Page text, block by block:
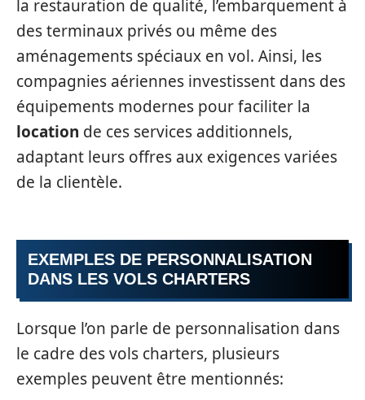
la restauration de qualité, l’embarquement à
des terminaux privés ou même des
aménagements spéciaux en vol. Ainsi, les
compagnies aériennes investissent dans des
équipements modernes pour faciliter la
location de ces services additionnels,
adaptant leurs offres aux exigences variées
de la clientèle.
EXEMPLES DE PERSONNALISATION
DANS LES VOLS CHARTERS
Lorsque l’on parle de personnalisation dans
le cadre des vols charters, plusieurs
exemples peuvent être mentionnés: